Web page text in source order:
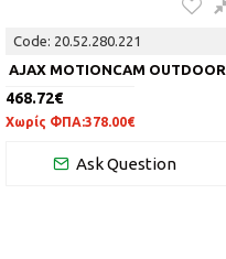
Code: 20.52.280.221
AJAX MOTIONCAM OUTDOOR
468.72€
Χωρίς ΦΠΑ:378.00€
Ask Question